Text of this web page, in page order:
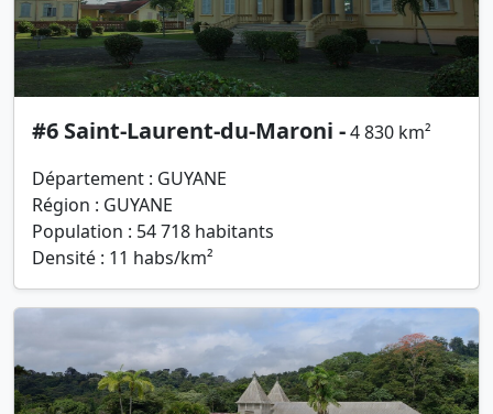
#6 Saint-Laurent-du-Maroni -4 830 km²
Département : GUYANE
Région : GUYANE
Population : 54 718 habitants
Densité : 11 habs/km²